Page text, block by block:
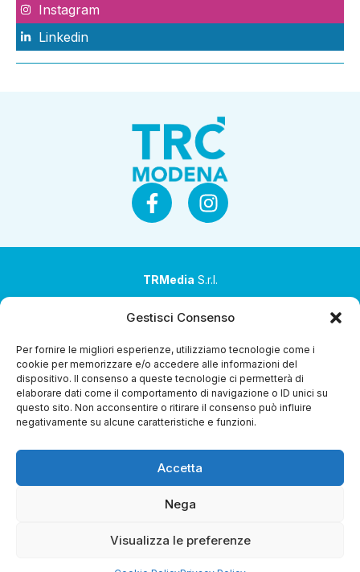
Gestisci Consenso
Per fornire le migliori esperienze, utilizziamo tecnologie come i
cookie per memorizzare e/o accedere alle informazioni del
dispositivo. Il consenso a queste tecnologie ci permetterà di
elaborare dati come il comportamento di navigazione o ID unici su
questo sito. Non acconsentire o ritirare il consenso può influire
negativamente su alcune caratteristiche e funzioni.
Accetta
Nega
Visualizza le preferenze
Instagram
Linkedin
TRMedia S.r.l.
coordinamento da parte di Coop Alleanza 3.0 Soc. Coop.
Sede legale: via Ragazzi del ’99 nr. 51 42124 Reggio Emilia
(RE)
P.Iva 00651840365
Home i Programmi Diretta Streaming Guida TV
Chi
Gerenza